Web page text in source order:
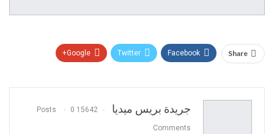
Share
Facebook
Twitter
Google+
جريدة بريس ميديا 15642 Posts
0
Comments